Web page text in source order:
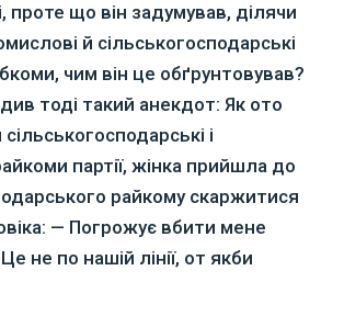
проте що він задумував, ділячи
й сільськогосподарські
чим він це обґрунтовував?
тоді такий анекдот: Як ото
і
партії, жінка прийшла до
райкому скаржитися
— Погрожує вбити мене
не по нашій лінії, от якби